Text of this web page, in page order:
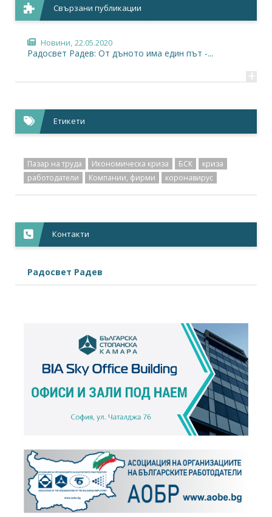
Свързани публикации
Новини, 22.05.2020
Радосвет Радев: От дъ­но­то има един път -...
+
Етикети
Пазар на труда Икономическа криза БСК
криза
работодатели
Компании, фирми коронавирус
Контакти
Радосвет Радев